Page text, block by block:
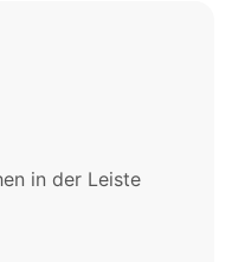
in der Leiste